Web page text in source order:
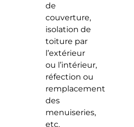
de
couverture,
isolation de
toiture par
l’extérieur
ou l’intérieur,
réfection ou
remplacement
des
menuiseries,
etc.